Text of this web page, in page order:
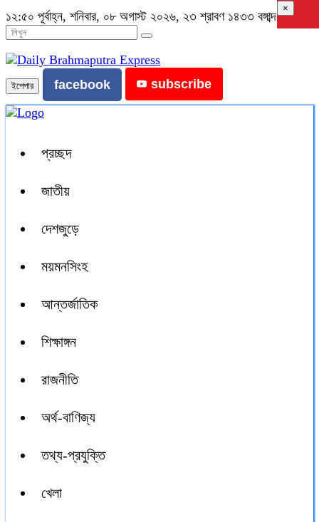
১২:৫০ পূর্বাহ্ন, শনিবার, ০৮ অগাস্ট ২০২৬, ২৩ শ্রাবণ ১৪৩৩ বঙ্গাব্দ
ইপেপার facebook subscribe
প্রচ্ছদ
জাতীয়
দেশজুড়ে
ময়মনসিংহ
আন্তর্জাতিক
শিক্ষাঙ্গন
রাজনীতি
অর্থ-বাণিজ্য
তথ্য-প্রযুক্তি
খেলা
×